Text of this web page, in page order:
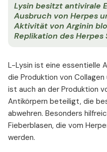
Lysin besitzt antivirale
Ausbruch von Herpes
Aktivität von Arginin
Replikation des
L-Lysin ist eine essentielle
die Produktion von Collagen
ist auch an der Produktion
Antikörpern beteiligt, die
abwehren. Besonders
Fieberblasen, die vom
werden.